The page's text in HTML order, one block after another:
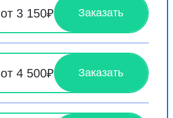
от 3 150₽ Заказать
от 4 500₽ Заказать